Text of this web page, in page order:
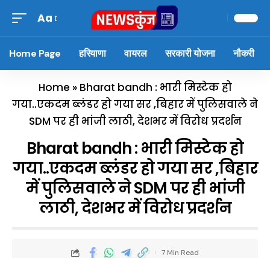
Aa
Home Page हरियाणा वायरल सरकारी योजना नौकरी
Home » Bharat bandh : भारी मिस्टेक हो
गया..एकदम ब्लंडर हो गया सर ,बिहार में पुलिसवाले ने
SDM पर ही भांजी लाठी, देशभर में विरोध प्रदर्शन
Bharat bandh : भारी मिस्टेक हो
गया..एकदम ब्लंडर हो गया सर ,बिहार
में पुलिसवाले ने SDM पर ही भांजी
लाठी, देशभर में विरोध प्रदर्शन
7 Min Read